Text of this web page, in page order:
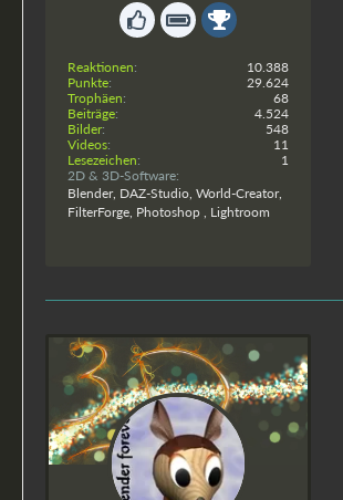
Reaktionen
10.388
Punkte
29.624
Trophäen
68
Beiträge
4.524
Bilder
548
Videos
11
Lesezeichen
1
2D & 3D-Software
Blender, DAZ-Studio, World-Creator,
FilterForge, Photoshop , Lightroom